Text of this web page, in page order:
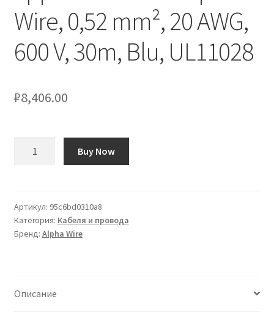
Wire, 0,52 mm², 20 AWG,
600 V, 30m, Blu, UL11028
₽8,406.00
collegamento
apparecchiature
Alpha
20
Buy Now
Артикул: 95c6bd0310a8
Категория: Кабеля и провода
Бренд: Alpha Wire
Описание